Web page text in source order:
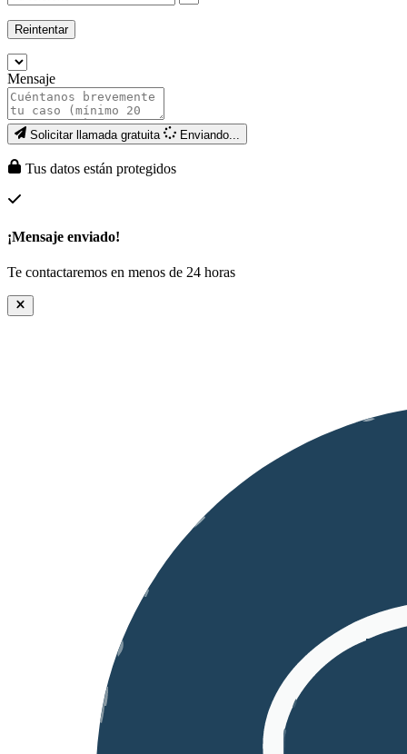
Reintentar
Mensaje
Solicitar llamada gratuita Enviando...
Tus datos están protegidos
¡Mensaje enviado!
Te contactaremos en menos de 24 horas